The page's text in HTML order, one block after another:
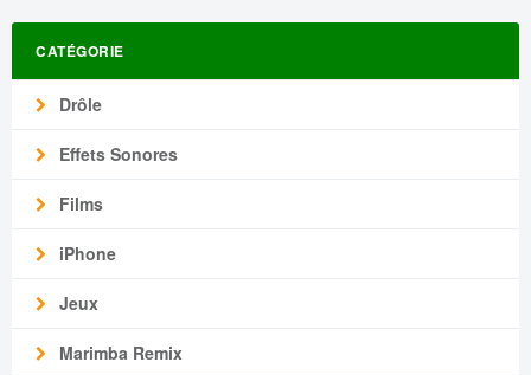
CATÉGORIE
Drôle
Effets Sonores
Films
iPhone
Jeux
Marimba Remix